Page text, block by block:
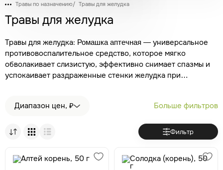
Травы по назначению/ Травы для желудка
Травы для желудка
Травы для желудка: Ромашка аптечная — универсальное
противовоспалительное средство, которое мягко
обволакивает слизистую, эффективно снимает спазмы и
успокаивает раздраженные стенки желудка при
стимулирует выработку желудочного сока, быстро
эрозий и микротрещин.
Корень солодки
— мощный
природный гастропротектор. Его активные вещества
стимулируют выделение густой защитной слизи, которая
оберегает желудок от агрессивного воздействия кислоты
Диапазон цен, ₽ Больше фильтров
Фильтр